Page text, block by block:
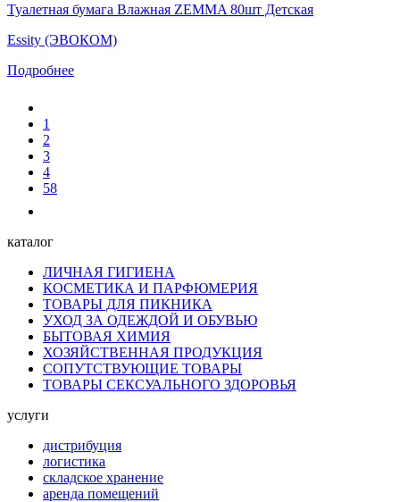
Туалетная бумага Влажная ZEMMA 80шт Детская
Essity (ЭВОКОМ)
Подробнее
1
2
3
4
58
каталог
ЛИЧНАЯ ГИГИЕНА
КОСМЕТИКА И ПАРФЮМЕРИЯ
ТОВАРЫ ДЛЯ ПИКНИКА
УХОД ЗА ОДЕЖДОЙ И ОБУВЬЮ
БЫТОВАЯ ХИМИЯ
ХОЗЯЙСТВЕННАЯ ПРОДУКЦИЯ
СОПУТСТВУЮЩИЕ ТОВАРЫ
ТОВАРЫ СЕКСУАЛЬНОГО ЗДОРОВЬЯ
услуги
дистрибуция
логистика
складское хранение
аренда помещений